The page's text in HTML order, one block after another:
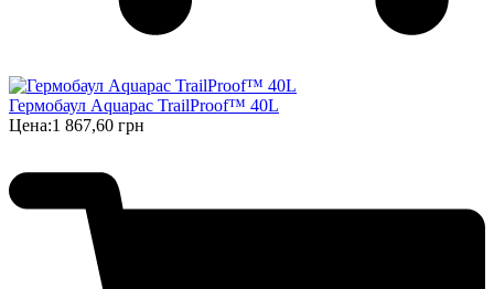
Гермобаул Aquapac TrailProof™ 40L
Цена:1 867,60 грн